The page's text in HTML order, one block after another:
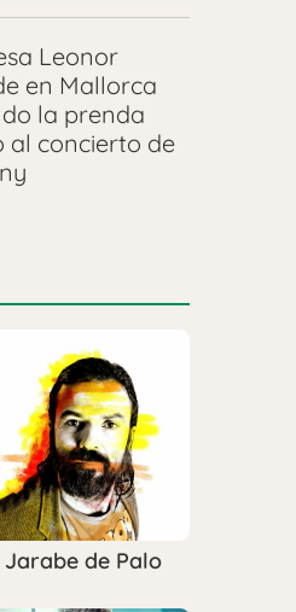
Leonor
en Mallorca
la prenda
al concierto de
Jarabe de Palo